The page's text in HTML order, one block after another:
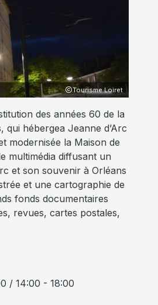
Musées d'Orléans
des années 60 de la
qui hébergea Jeanne d’Arc
modernisée la Maison de
multimédia diffusant un
et son souvenir à Orléans
et une cartographie de
fonds documentaires
revues, cartes postales,
/ 14:00 - 18:00